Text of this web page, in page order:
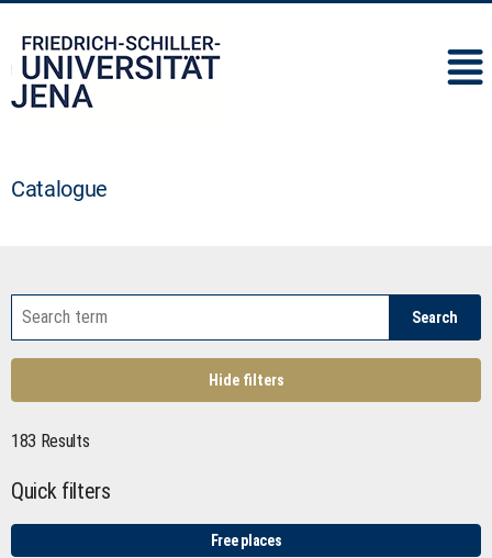
Catalogue
Search
Hide filters
183 Results
Quick filters
Free places